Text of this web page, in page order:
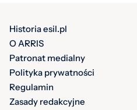
Historia esil.pl
O ARRIS
Patronat medialny
Polityka prywatności
Regulamin
Zasady redakcyjne